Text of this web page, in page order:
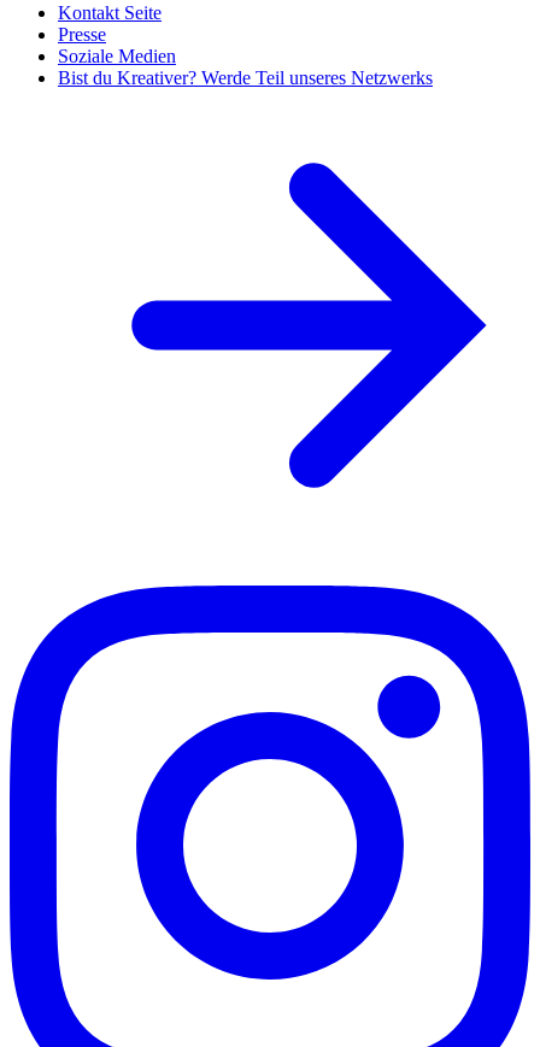
Kontakt Seite
Presse
Soziale Medien
Bist du Kreativer? Werde Teil unseres Netzwerks